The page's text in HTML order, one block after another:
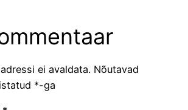
ei avaldata. Nõutavad
*-ga